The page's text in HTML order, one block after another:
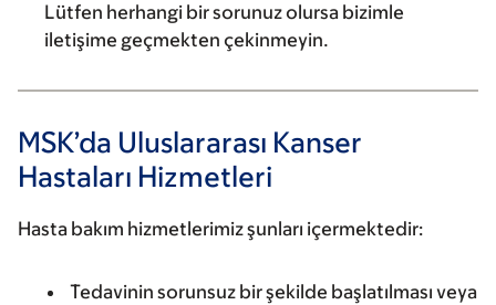
Lütfen herhangi bir sorunuz olursa bizimle
iletişime geçmekten çekinmeyin.
MSK’da Uluslararası Kanser
Hastaları Hizmetleri
Hasta bakım hizmetlerimiz şunları içermektedir:
Tedavinin sorunsuz bir şekilde başlatılması veya